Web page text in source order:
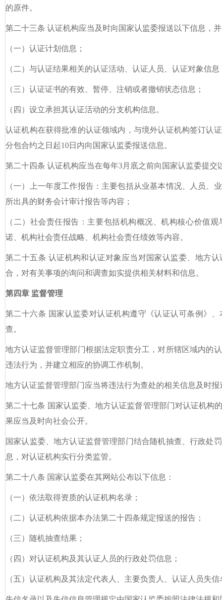
的原件。
第二十三条 认证机构应当及时向国家认监委报送以下信息，
（一）认证计划信息；
（二）与认证结果相关的认证活动、认证人员、认证对象信
（三）认证证书的有效、暂停、注销或者撤销状态信息；
（四）设立承担其认证活动的分支机构信息。
认证机构在获得批准的认证领域内，与境外认证机构签订认
分包合约之日起10日内向国家认监委报送信息。
第二十四条 认证机构应当在每年3月底之前向国家认监委提
（一）上一年度工作报告：主要包括从业基本情况、人员、
所出具的财务会计审计报告等内容；
（二）社会责任报告：主要包括机构概况、机构核心价值
诺、机构社会责任战略、机构社会责任绩效等内容。
第二十五条 认证机构和认证对象应当对国家认监委、地方
合，对有关事项的询问和调查如实提供相关材料和信息。
第四章 监督管理
第二十六条 国家认监委对认证机构遵守《认证认可条例》
查。
地方认证监督管理部门根据法定职责分工，对所辖区域内的
违法行为，并建立相应的协调工作机制。
地方认证监督管理部门应当将违法行为查处的相关信息及时
第二十七条 国家认监委、地方认证监督管理部门对认证机构
果应当及时向社会公开。
国家认监委、地方认证监督管理部门结合随机抽查、行政处
息，对认证机构实行分类监管。
第二十八条 国家认监委在其网站公布以下信息：
（一）依法取得资质的认证机构名录；
（二）认证机构依据本办法第二十四条规定报送的报告；
（三）随机抽查结果；
（四）对认证机构及其认证人员的行政处罚信息；
（五）认证机构及其法定代表人、主要负责人、认证人员失